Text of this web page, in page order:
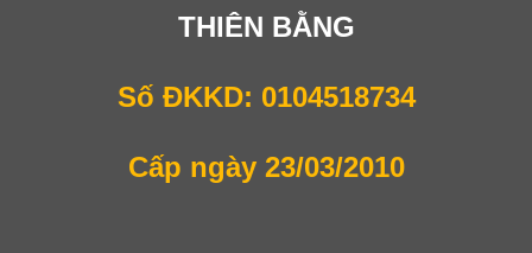
THIÊN BẰNG
Số ĐKKD: 0104518734
Cấp ngày 23/03/2010